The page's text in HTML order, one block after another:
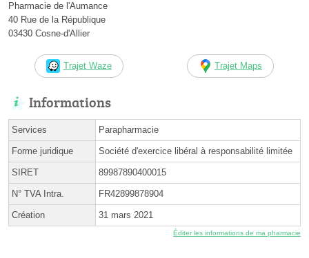
Pharmacie de l'Aumance
40 Rue de la République
03430 Cosne-d'Allier
Trajet Waze Trajet Maps
Informations
Services Parapharmacie
Forme juridique Société d'exercice libéral à responsabilité limitée
SIRET 89987890400015
N° TVA Intra. FR42899878904
Création 31 mars 2021
Éditer les informations de ma pharmacie